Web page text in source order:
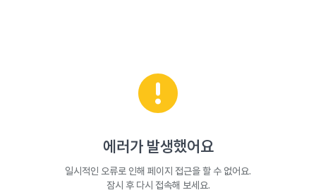
에러가 발생했어요
일시적인 오류로 인해 페이지 접근을 할 수 없어요.
잠시 후 다시 접속해 보세요.